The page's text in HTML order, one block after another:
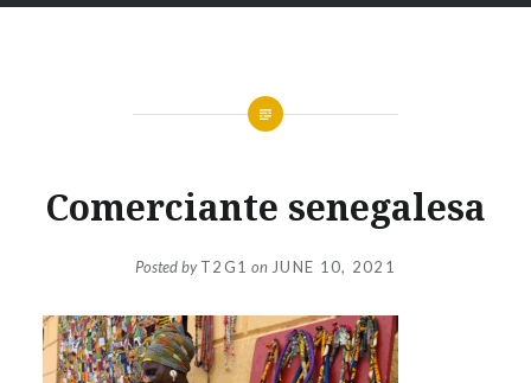
Comerciante senegalesa
Posted byT2G1 on JUNE 10, 2021